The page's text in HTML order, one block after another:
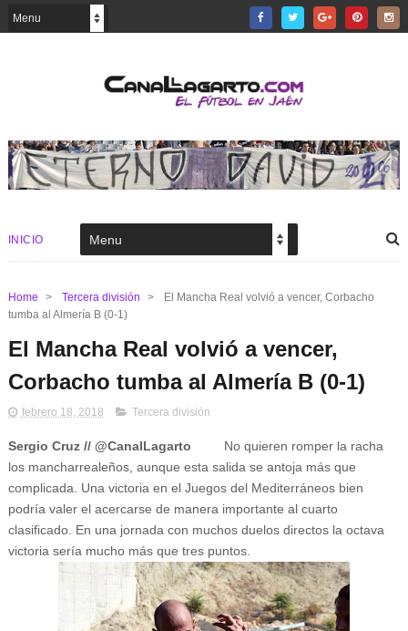
INICIO
Home > Tercera división >
El Mancha Real volvió a vencer, Corbacho
tumba al Almería B (0-1)
El Mancha Real volvió a vencer,
Corbacho tumba al Almería B (0-1)
febrero 18, 2018 Tercera división
Sergio Cruz // @CanalLagarto No quieren romper la racha
los mancharrealeños, aunque esta salida se antoja más que
complicada. Una victoria en el Juegos del Mediterráneos bien
podría valer el acercarse de manera importante al cuarto
clasificado. En una jornada con muchos duelos directos la octava
victoria sería mucho más que tres puntos.